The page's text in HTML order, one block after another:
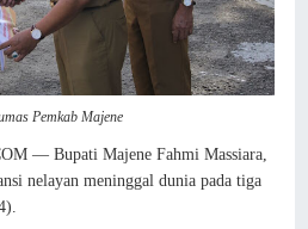
Pemkab Majene
— Bupati Majene Fahmi Massiara,
nelayan meninggal dunia pada tiga